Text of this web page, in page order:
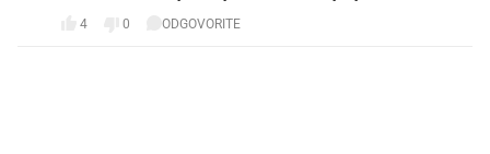
4 0 ODGOVORITE